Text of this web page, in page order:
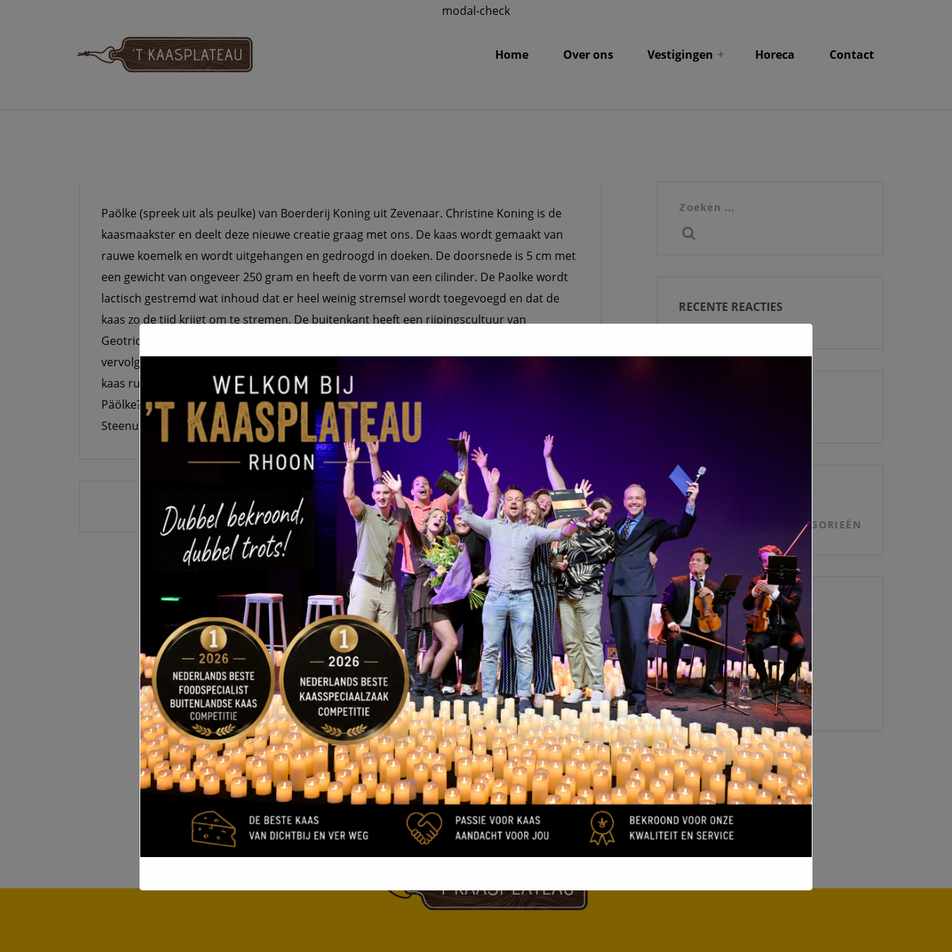
Home Over ons Vestigingen Horeca Contact
Paölke (spreek uit als peulke) van Boerderij Koning uit Zevenaar. Christine Koning is de
kaasmaakster en deelt deze nieuwe creatie graag met ons. De kaas wordt gemaakt van
rauwe koemelk en wordt uitgehangen en gedroogd in doeken. De doorsnede is 5 cm met
een gewicht van ongeveer 250 gram en heeft de vorm van een cilinder. De Paolke wordt
lactisch gestremd wat inhoud dat er heel weinig stremsel wordt toegevoegd en dat de
kaas zo de tijd krijgt om te stremen. De buitenkant heeft een rijpingscultuur van
Geotrichum Candidum (witflora). De smaak heeft een lichte krijtigheid in het begin wat
vervolgens omzet in een sterk en rijk mondgevoel met tonen van karnemelk en gist. De
kaas ruikt heerlijk fris. Een absoluut pareltje uit Gelderland. Is nog de vraag waarom
Päölke? Dit is een Liemers woord voor weidepaaltje een paaltje waar de plaatselijke
Steenuil graag op zit. Diezelfde uil staat ook op het logo van Päölke.
VORIGE BERICHT VOLGENDE BERICHT
Zoeken
naar:
RECENTE REACTIES
CATEGORIEËN
GEEN CATEGORIEËN
META
LOGIN
VERMELDINGEN FEED
REACTIES FEED
WORDPRESS.ORG
modal-check